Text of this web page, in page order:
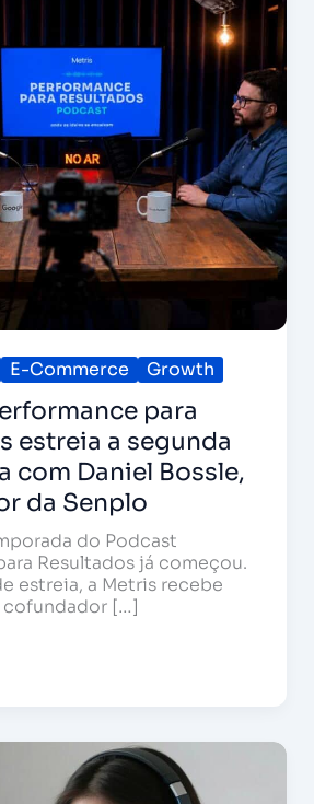
E-Commerce Growth
para
estreia a segunda
com Daniel Bossle,
da Senplo
do Podcast
Resultados já começou.
estreia, a Metris recebe
cofundador […]